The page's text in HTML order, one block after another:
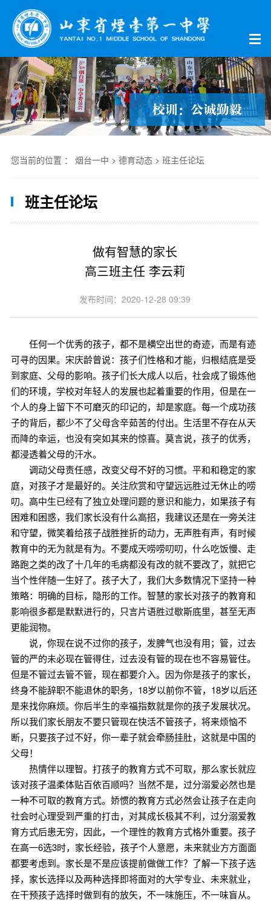
您当前的位置 ： 烟台一中 > 德育动态> 班主任论坛
班主任论坛
做有智慧的家长
高三班主任 李云莉
发布时间：2020-12-28 09:39
任何一个优秀的孩子，都不是横空出世的奇迹，而是有迹
可寻的因果。宋庆龄曾说：孩子们性格和才能，归根结底是受
到家庭、父母的影响。孩子们长大成人以后，社会成了锻炼他
们的环境，学校对年轻人的发展也起着重要的作用，但是在一
个人的身上留下不可磨灭的印记的，却是家庭。每一个成功孩
子的背后，都少不了父母含辛茹苦的付出。生活里不存在从天
而降的幸运，也没有突如其来的惊喜。莫言说，孩子的优秀，
都浸透着父母的汗水。
调动父母责任感，改变父母不好的习惯。平和和稳定的家
庭，对孩子才是最好的。关注欣赏和守望远远胜过无休止的唠
叨。高中生已经有了独立处理问题的意识和能力，如果孩子有
困难和困惑，我们家长没有什么高招，我建议还是在一旁关注
和守望，微笑着给孩子战胜挫折的动力，无声胜有声，有时候
教育中的无为就是有为。不要成天唠唠叨叨，什么吃饭慢、走
路跑之类的改了十几年的毛病都没有改的就不要改了，就把它
当个性伴随一生好了。孩子大了，我们大多数情况下坚持一种
策略：明确的目标，隐形的工作。智慧的家长对孩子的教育和
影响很多都是默默进行的，只言片语胜过歇斯底里，甚至无声
更能润物。
说，你现在说不过你的孩子，发脾气也没有用；管，过去
管的严的未必现在管得住，过去没有管的现在也不容易管住。
但是不管过去管不管，现在都要介入。因为你是孩子的家长，
终身不能辞职不能退休的职务，18岁以前你不管，18岁以后还
是来找你麻烦。你后半生的幸福指数就是你的孩子发展状况。
所以我们家长朋友不要只管现在快活不管孩子，将来烦恼不
断，只要孩子过不好，你一辈子就会牵肠挂肚，这就是中国的
父母！
热情伴以理智。打孩子的教育方式不可取，那么家长就应
该对孩子温柔体贴百依百顺吗？当然不是，过分溺爱必然也是
一种不可取的教育方式。娇惯的教育方式必然会让孩子在走向
社会时心理受到严重的打击，对其成长极其不利，过分溺爱教
育方式后患无穷，因此，一个理性的教育方式格外重要。孩子
在高一6选3时，家长经验，孩子个人意愿，未来就业方方面面
都要考虑到。家长是不是应该提前做做工作？了解一下孩子选
择，家长选择以及两种选择即将面对的大学专业、未来就业，
在干预孩子选择时做到有的放矢，不一味施压，不一味盲从。